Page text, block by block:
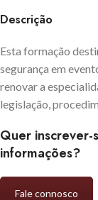
Descrição
Esta formação
segurança em
renovar a
legislação,
Quer inscrever-
informações?
Fale connosco